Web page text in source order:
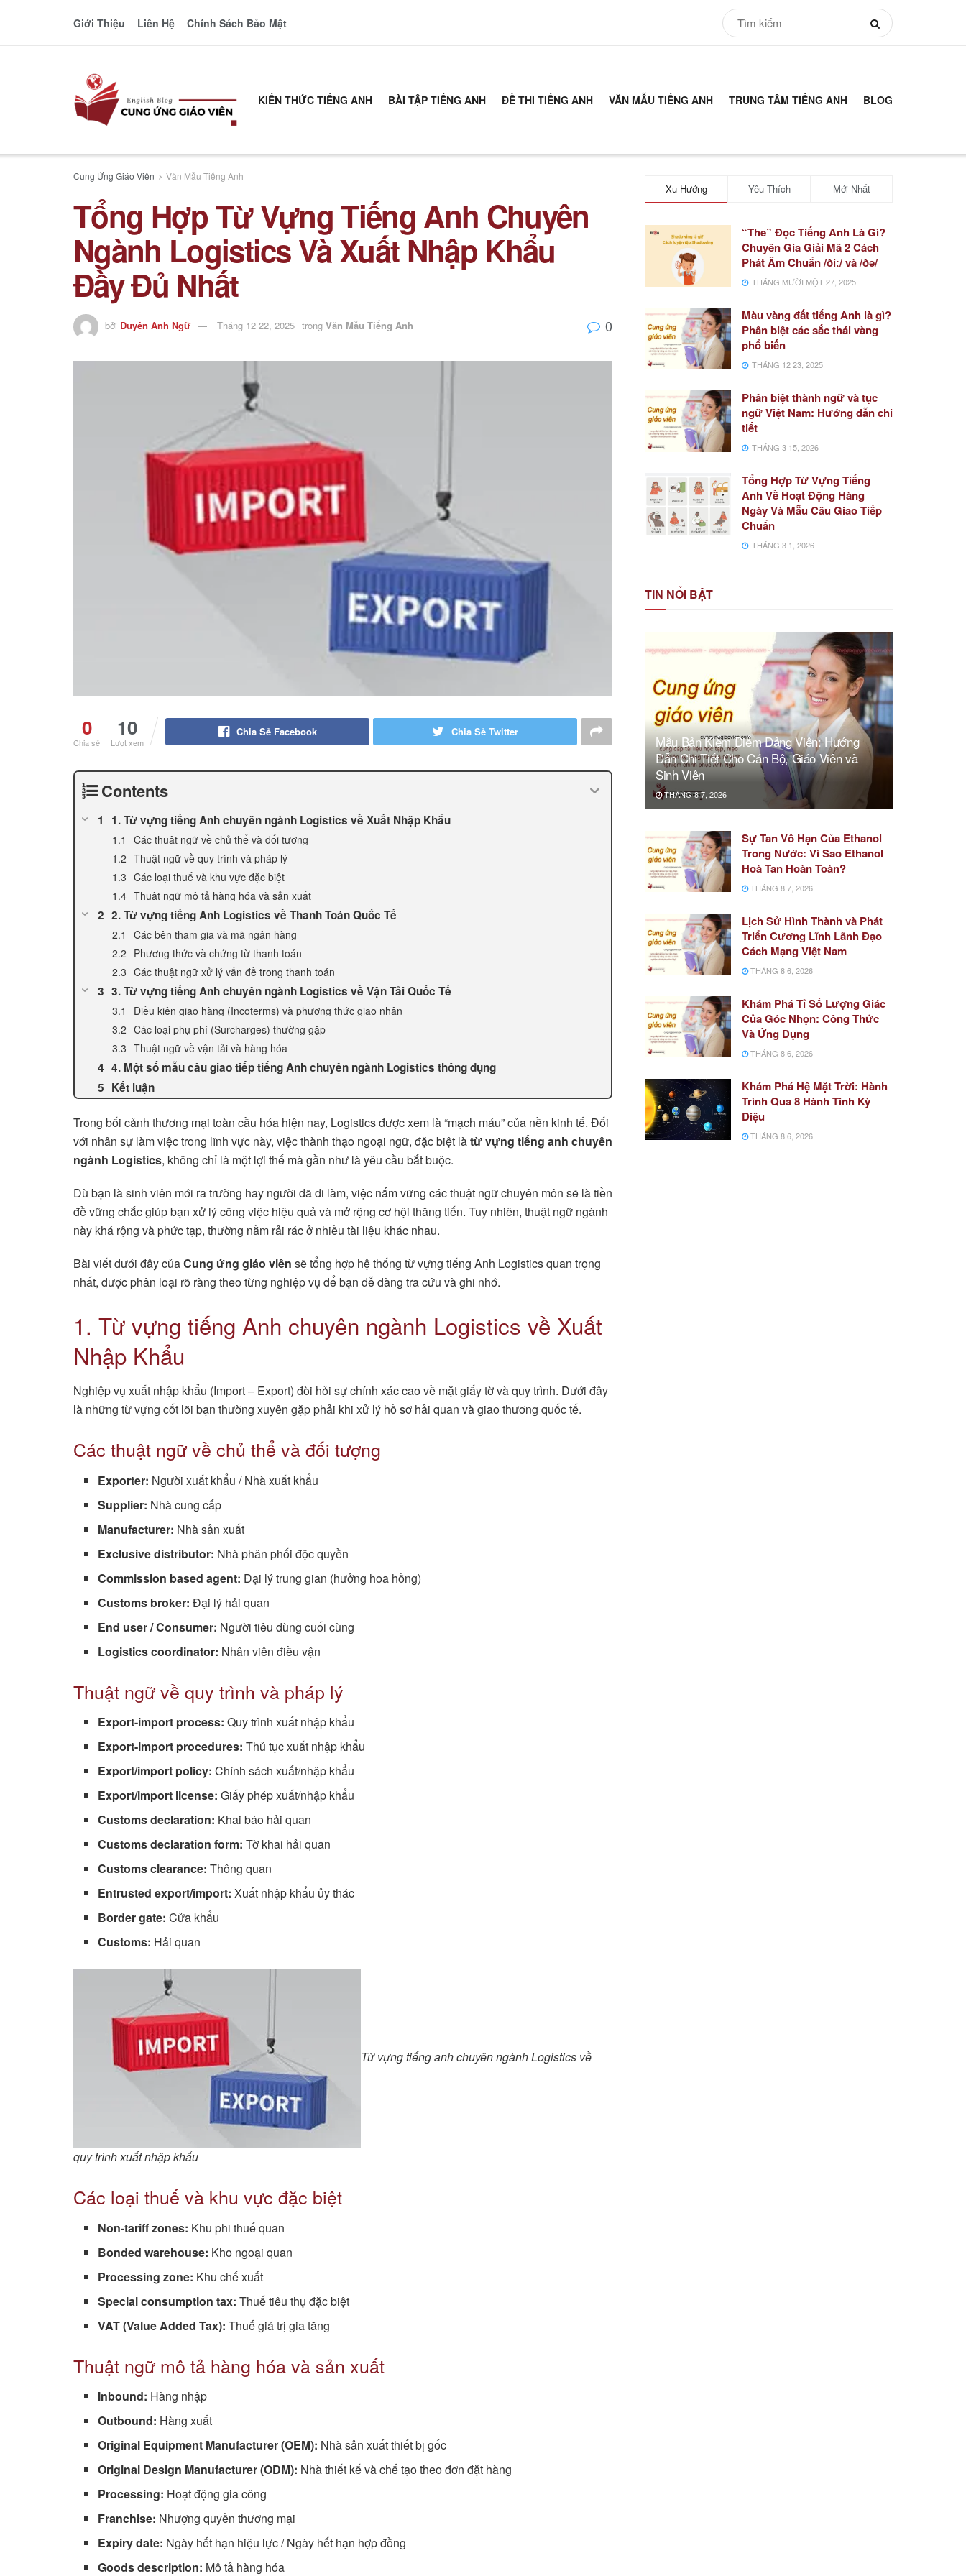
Giới Thiệu Liên Hệ Chính Sách Bảo Mật
KIẾN THỨC TIẾNG ANH BÀI TẬP TIẾNG ANH ĐỀ THI TIẾNG ANH VĂN MẪU TIẾNG ANH TRUNG TÂM TIẾNG ANH BLOG
Cung Ứng Giáo Viên Văn Mẫu Tiếng Anh
Tổng Hợp Từ Vựng Tiếng Anh Chuyên
Ngành Logistics Và Xuất Nhập Khẩu
Đầy Đủ Nhất
bởi Duyên Anh Ngữ Tháng 12 22, 2025 trong Văn Mẫu Tiếng Anh 0
0
Chia sẻ
10
Lượt xem
Chia Sẻ Facebook Chia Sẻ Twitter
Contents
1. Từ vựng tiếng Anh chuyên ngành Logistics về Xuất Nhập Khẩu
Các thuật ngữ về chủ thể và đối tượng
Thuật ngữ về quy trình và pháp lý
Các loại thuế và khu vực đặc biệt
Thuật ngữ mô tả hàng hóa và sản xuất
2. Từ vựng tiếng Anh Logistics về Thanh Toán Quốc Tế
Các bên tham gia và mã ngân hàng
Phương thức và chứng từ thanh toán
Các thuật ngữ xử lý vấn đề trong thanh toán
3. Từ vựng tiếng Anh chuyên ngành Logistics về Vận Tải Quốc Tế
Điều kiện giao hàng (Incoterms) và phương thức giao nhận
Các loại phụ phí (Surcharges) thường gặp
Thuật ngữ về vận tải và hàng hóa
4. Một số mẫu câu giao tiếp tiếng Anh chuyên ngành Logistics thông dụng
Kết luận
Trong bối cảnh thương mại toàn cầu hóa hiện nay, Logistics được xem là “mạch máu” của nền kinh tế. Đối
với nhân sự làm việc trong lĩnh vực này, việc thành thạo ngoại ngữ, đặc biệt làtừ vựng tiếng anh chuyên
ngành Logistics, không chỉ là một lợi thế mà gần như là yêu cầu bắt buộc.
Dù bạn là sinh viên mới ra trường hay người đã đi làm, việc nắm vững các thuật ngữ chuyên môn sẽ là tiền
đề vững chắc giúp bạn xử lý công việc hiệu quả và mở rộng cơ hội thăng tiến. Tuy nhiên, thuật ngữ ngành
này khá rộng và phức tạp, thường nằm rải rác ở nhiều tài liệu khác nhau.
Bài viết dưới đây củaCung ứng giáo viên sẽ tổng hợp hệ thống từ vựng tiếng Anh Logistics quan trọng
nhất, được phân loại rõ ràng theo từng nghiệp vụ để bạn dễ dàng tra cứu và ghi nhớ.
1. Từ vựng tiếng Anh chuyên ngành Logistics về Xuất
Nhập Khẩu
Nghiệp vụ xuất nhập khẩu (Import – Export) đòi hỏi sự chính xác cao về mặt giấy tờ và quy trình. Dưới đây
là những từ vựng cốt lõi bạn thường xuyên gặp phải khi xử lý hồ sơ hải quan và giao thương quốc tế.
Các thuật ngữ về chủ thể và đối tượng
Exporter: Người xuất khẩu / Nhà xuất khẩu
Supplier: Nhà cung cấp
Manufacturer: Nhà sản xuất
Exclusive distributor: Nhà phân phối độc quyền
Commission based agent: Đại lý trung gian (hưởng hoa hồng)
Customs broker: Đại lý hải quan
End user / Consumer: Người tiêu dùng cuối cùng
Logistics coordinator: Nhân viên điều vận
Thuật ngữ về quy trình và pháp lý
Export-import process: Quy trình xuất nhập khẩu
Export-import procedures: Thủ tục xuất nhập khẩu
Export/import policy: Chính sách xuất/nhập khẩu
Export/import license: Giấy phép xuất/nhập khẩu
Customs declaration: Khai báo hải quan
Customs declaration form: Tờ khai hải quan
Customs clearance: Thông quan
Entrusted export/import: Xuất nhập khẩu ủy thác
Border gate: Cửa khẩu
Customs: Hải quan
Từ vựng tiếng anh chuyên ngành Logistics về
quy trình xuất nhập khẩu
Các loại thuế và khu vực đặc biệt
Non-tariff zones: Khu phi thuế quan
Bonded warehouse: Kho ngoại quan
Processing zone: Khu chế xuất
Special consumption tax: Thuế tiêu thụ đặc biệt
VAT (Value Added Tax): Thuế giá trị gia tăng
Thuật ngữ mô tả hàng hóa và sản xuất
Inbound: Hàng nhập
Outbound: Hàng xuất
Original Equipment Manufacturer (OEM): Nhà sản xuất thiết bị gốc
Original Design Manufacturer (ODM): Nhà thiết kế và chế tạo theo đơn đặt hàng
Processing: Hoạt động gia công
Franchise: Nhượng quyền thương mại
Expiry date: Ngày hết hạn hiệu lực / Ngày hết hạn hợp đồng
Goods description: Mô tả hàng hóa
Xu Hướng Yêu Thích Mới Nhất
“The” Đọc Tiếng Anh Là Gì?
Chuyên Gia Giải Mã 2 Cách
Phát Âm Chuẩn /ðiː/ và /ðə/
THÁNG MƯỜI MỘT 27, 2025
Màu vàng đất tiếng Anh là gì?
Phân biệt các sắc thái vàng
phổ biến
THÁNG 12 23, 2025
Phân biệt thành ngữ và tục
ngữ Việt Nam: Hướng dẫn chi
tiết
THÁNG 3 15, 2026
Tổng Hợp Từ Vựng Tiếng
Anh Về Hoạt Động Hàng
Ngày Và Mẫu Câu Giao Tiếp
Chuẩn
THÁNG 3 1, 2026
TIN NỔI BẬT
Mẫu Bản Kiểm Điểm Đảng Viên: Hướng
Dẫn Chi Tiết Cho Cán Bộ, Giáo Viên và
Sinh Viên
THÁNG 8 7, 2026
Sự Tan Vô Hạn Của Ethanol
Trong Nước: Vì Sao Ethanol
Hoà Tan Hoàn Toàn?
THÁNG 8 7, 2026
Lịch Sử Hình Thành và Phát
Triển Cương Lĩnh Lãnh Đạo
Cách Mạng Việt Nam
THÁNG 8 6, 2026
Khám Phá Tỉ Số Lượng Giác
Của Góc Nhọn: Công Thức
Và Ứng Dụng
THÁNG 8 6, 2026
Khám Phá Hệ Mặt Trời: Hành
Trình Qua 8 Hành Tinh Kỳ
Diệu
THÁNG 8 6, 2026